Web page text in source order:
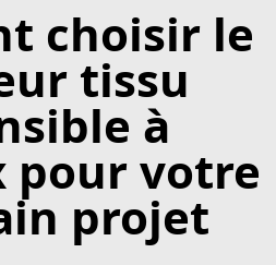
choisir le
tissu
à
pour votre
projet